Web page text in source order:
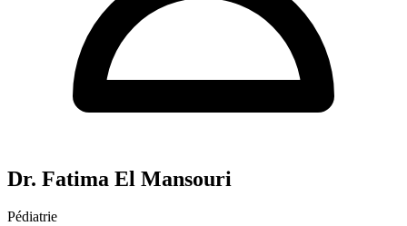
Dr. Fatima El Mansouri
Pédiatrie